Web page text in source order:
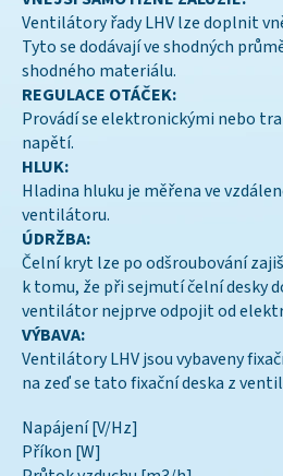
Ventilátory řady LHV lze doplnit
Tyto se dodávají ve shodných
shodného materiálu.
REGULACE OTÁČEK:
Provádí se elektronickými nebo
napětí.
HLUK:
Hladina hluku je měřena ve
ventilátoru.
ÚDRŽBA:
Čelní kryt lze po odšroubování zajišܙovacího šroubu sejmout a očistit. Vzhledem
k tomu, že při sejmutí čelní desky
ventilátor nejprve odpojit od
VÝBAVA:
Ventilátory LHV jsou vybaveny
na zeď se tato fixační deska z
Napájení [V/Hz]
Příkon [W]